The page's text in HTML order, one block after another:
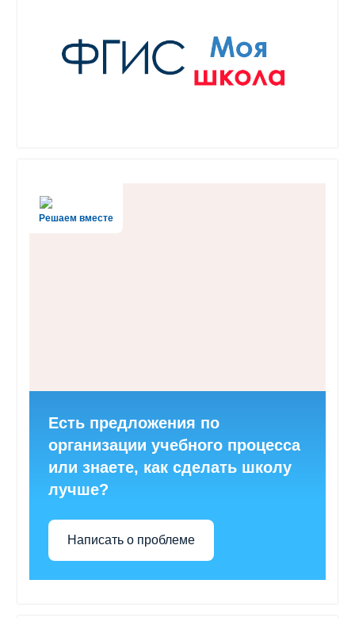
Решаем вместе
Есть предложения по
организации учебного процесса
или знаете, как сделать школу
лучше?
Написать о проблеме